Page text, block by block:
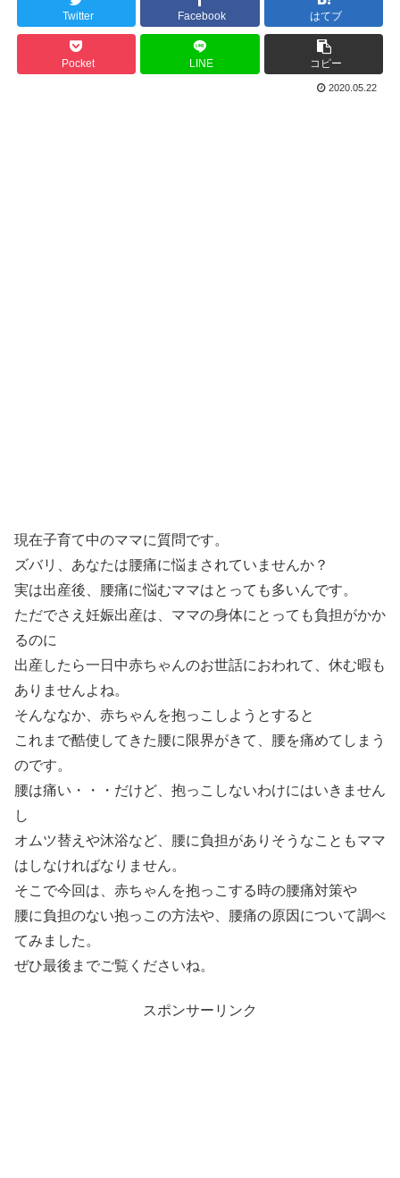
Twitter Facebook はてブ
Pocket LINE コピー
2020.05.22
現在子育て中のママに質問です。
ズバリ、あなたは腰痛に悩まされていませんか？
実は出産後、腰痛に悩むママはとっても多いんです。
ただでさえ妊娠出産は、ママの身体にとっても負担がかか
るのに
出産したら一日中赤ちゃんのお世話におわれて、休む暇も
ありませんよね。
そんななか、赤ちゃんを抱っこしようとすると
これまで酷使してきた腰に限界がきて、腰を痛めてしまう
のです。
腰は痛い・・・だけど、抱っこしないわけにはいきません
し
オムツ替えや沐浴など、腰に負担がありそうなこともママ
はしなければなりません。
そこで今回は、赤ちゃんを抱っこする時の腰痛対策や
腰に負担のない抱っこの方法や、腰痛の原因について調べ
てみました。
ぜひ最後までご覧くださいね。
スポンサーリンク